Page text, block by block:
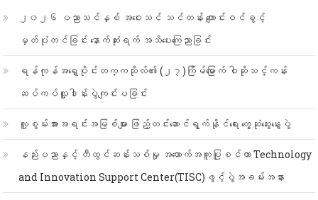
၂၀၂၆ ပညာသင်နှစ် အဝေးသင် သင်တန်း ကျောင်းဝင်ခွင့်
မှတ်ပုံတင်ခြင်း နောက်ဆုံးရက် အသိပေးကြေညာခြင်း
ရန်ကုန်အရှေ့ပိုင်းတက္ကသိုလ်၏ (၂၇)ကြိမ်မြောက် ဝါဆိုသင်္ကန်း
ဆပ်ကပ်လှူဒါန်းပွဲကျင်းပခြင်း
လူ့စွမ်းအားအရင်းအမြစ်များ ဖြည့်တင်းဆောင်ရွက်နိုင်ရေး တွေ့ဆုံဆွေးနွေးပွဲ
နည်းပညာနှင့် တီထွင်ဆန်းသစ်မှု အထောက်အကူပြုစင်တာ Technology
and Innovation Support Center(TISC)ဖွင့်ပွဲအခမ်းအနား